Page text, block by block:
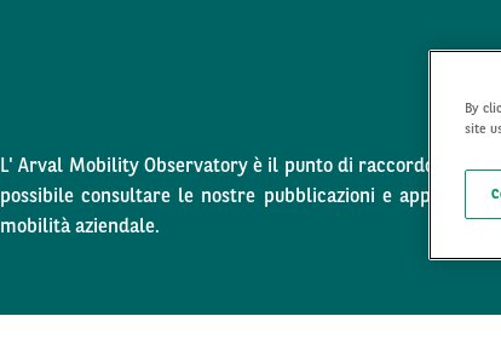
L' Arval Mobility Observatory è il punto di raccordo tra
possibile consultare le nostre pubblicazioni e
mobilità aziendale.
By
site